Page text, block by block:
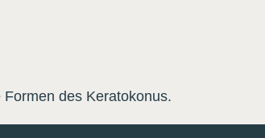
des Keratokonus.